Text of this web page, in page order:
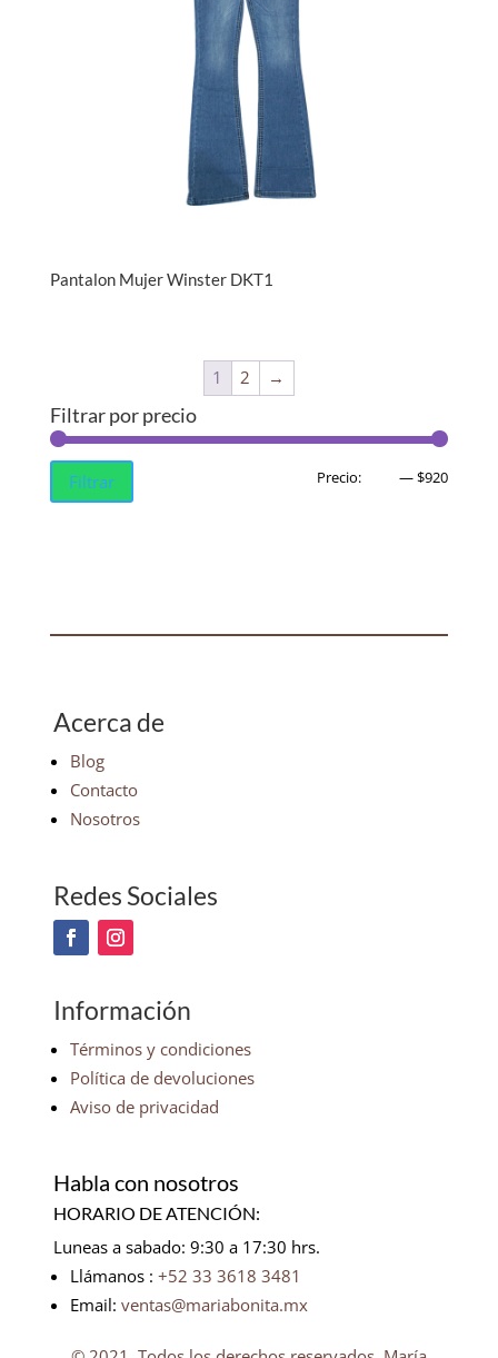
Pantalon Mujer Winster DKT1
1 2 →
Filtrar por precio
Precio
Precio
Filtrar Precio: —$920
Acerca de
Blog
Contacto
Nosotros
Redes Sociales
Información
Términos y condiciones
Política de devoluciones
Aviso de privacidad
Habla con nosotros
HORARIO DE ATENCIÓN:
Luneas a sabado: 9:30 a 17:30 hrs.
Llámanos : +52 33 3618 3481
Email: ventas@mariabonita.mx